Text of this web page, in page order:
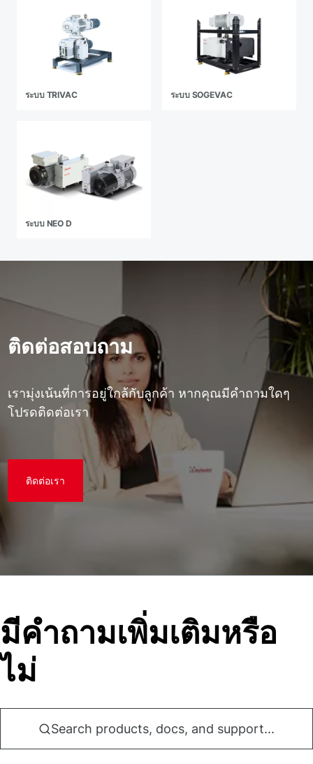
ระบบ TRIVAC ระบบ SOGEVAC
ระบบ NEO D
ติดต่อสอบถาม
เรามุ่งเน้นที่การอยู่ใกล้กับลูกค้า หากคุณมีคําถามใดๆ
โปรดติดต่อเรา
ติดต่อเรา
มีคําถามเพิ่มเติมหรือ
ไม่
Search products, docs, and support...